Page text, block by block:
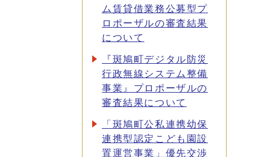
ム賃貸借業務公募型プ
ロポーザルの審査結果
について
『斑鳩町デジタル防災
行政無線システム整備
事業』プロポーザルの
審査結果について
「斑鳩町公私連携幼保
連携型認定こども園設
置運営事業」優先交渉